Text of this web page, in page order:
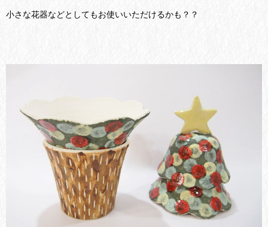
小さな花器などとしてもお使いいただけるかも？？